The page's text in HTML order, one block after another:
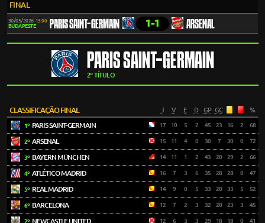
FINAL
30/05/2026 13:00
BUDAPESTE PARIS SAINT-GERMAIN 1-1 ARSENAL
PARIS SAINT-GERMAIN
2º TÍTULO
CLASSIFICAÇÃO FINAL J V E D GP GC %
1ºPARIS SAINT-GERMAIN 17 10 5 2 45 23 16 2 68
2ºARSENAL 15 11 4 0 30 7 30 0 72
3ºBAYERN MÜNCHEN 14 11 1 2 43 20 29 2 66
4ºATLÉTICO MADRID 16 7 3 6 35 28 28 0 47
5ºREAL MADRID 14 9 0 5 33 20 33 5 52
6ºBARCELONA 12 7 2 3 32 20 23 3 45
NEWCASTLE UNITED 12 6 3 3 29 18 18 0 41